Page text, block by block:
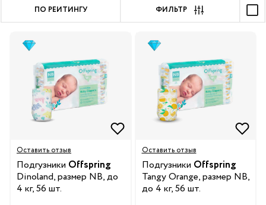
ПО РЕЙТИНГУ ФИЛЬТР
Оставить отзыв
Подгузники Offspring
Dinoland, размер NB, до
4 кг, 56 шт.
Оставить отзыв
Подгузники Offspring
Tangy Orange, размер NB,
до 4 кг, 56 шт.